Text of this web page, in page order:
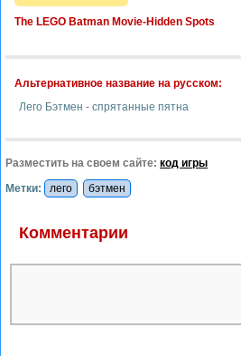
The LEGO Batman Movie-Hidden Spots
Альтернативное название на русском:
Лего Бэтмен - спрятанные пятна
Разместить на своем сайте: код игры
Метки:
лего бэтмен
Комментарии